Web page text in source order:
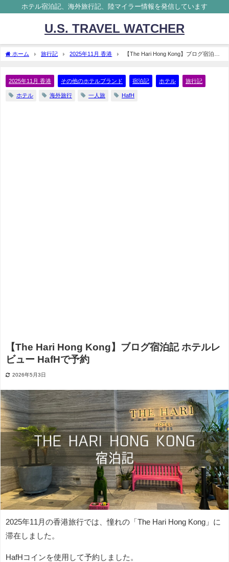
ホテル宿泊記、海外旅行記、陸マイラー情報を発信しています
U.S. TRAVEL WATCHER
ホーム 旅行記 2025年11月 香港
【The Hari Hong Kong】ブログ宿泊記
2025年11月 香港 その他のホテルブランド 宿泊記 ホテル 旅行記
ホテル 海外旅行 一人旅 HafH
【The Hari Hong Kong】ブログ宿泊記 ホテルレ
ビュー HafHで予約
2026年5月3日
2025年11月の香港旅行では、憧れの「The Hari Hong Kong」に
滞在しました。
HafHコインを使用して予約しました。